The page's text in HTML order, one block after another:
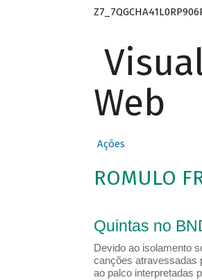
Web
Ações
ROMULO
Quintas no
Devido ao isolamento
canções atravessadas
ao palco interpretadas